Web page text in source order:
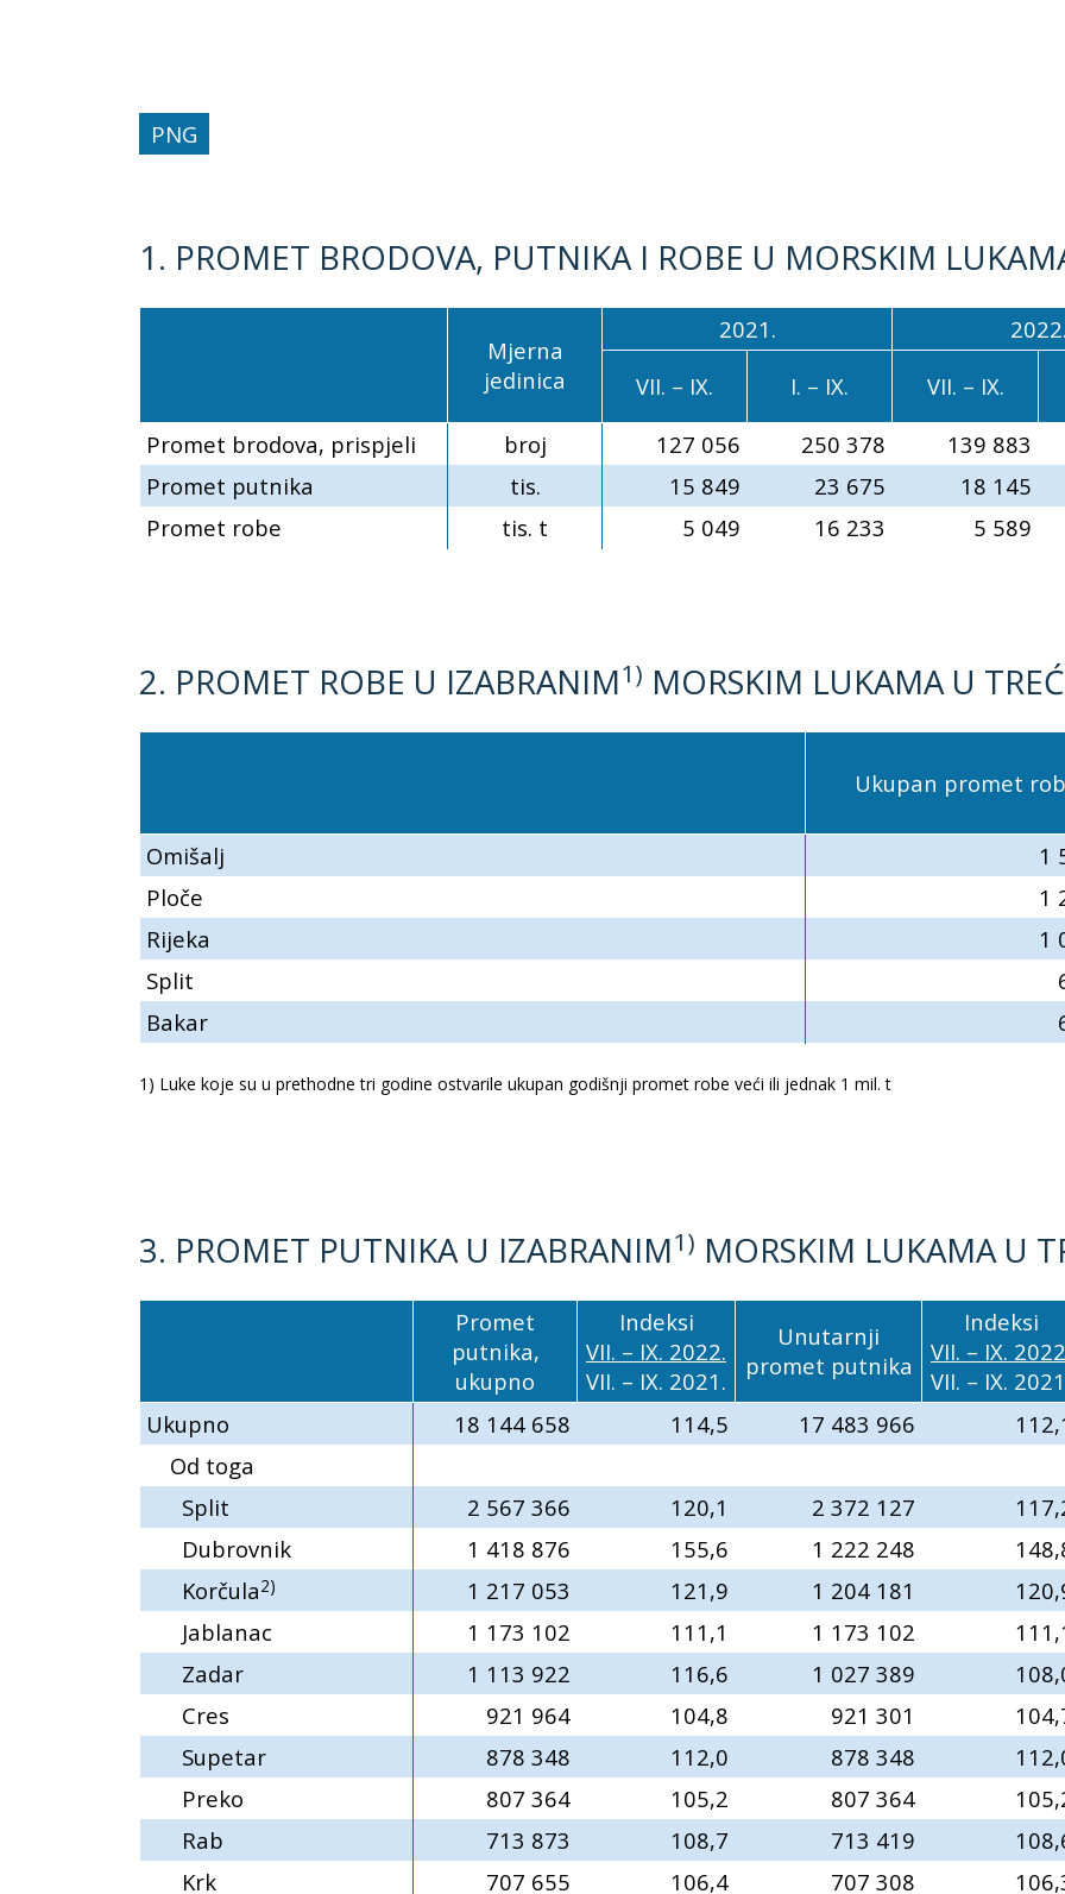
PNG
1. PROMET BRODOVA, PUTNIKA I ROBE U MORSKIM
Mjerna
jedinica
2021.
VII. – IX.
I. – IX.
VII. – IX.
Promet brodova, prispjeli
broj 127 056 250 378
139 883
Promet putnika
tis. 15 849 23 675
18 145
Promet robe
tis. t 5 049 16 233 5 589
2. PROMET ROBE U IZABRANIM1) MORSKIM LUKAMA U
Ukupan promet
Omišalj
1
Ploče
1
Rijeka
1
Split
Bakar
1) Luke koje su u prethodne tri godine ostvarile ukupan godišnji promet robe veći ili jednak 1 mil. t
3. PROMET PUTNIKA U IZABRANIM1) MORSKIM LUKAMA U
Promet
putnika,
ukupno
Indeksi
VII. – IX. 2022.
VII. – IX. 2021.
Unutarnji
promet putnika
Indeksi
VII. – IX.
VII. – IX.
Ukupno
18 144 658 114,5 17 483 966
Od toga
Split
2 567 366 120,1 2 372 127
Dubrovnik
1 418 876 155,6 1 222 248
Korčula2) 1 217 053 121,9 1 204 181
Jablanac
1 173 102 111,1 1 173 102
Zadar
1 113 922 116,6 1 027 389
Cres
921 964 104,8 921 301
Supetar
878 348 112,0 878 348
Preko
807 364 105,2 807 364
Rab
713 873 108,7 713 419
Krk
707 655 106,4 707 308